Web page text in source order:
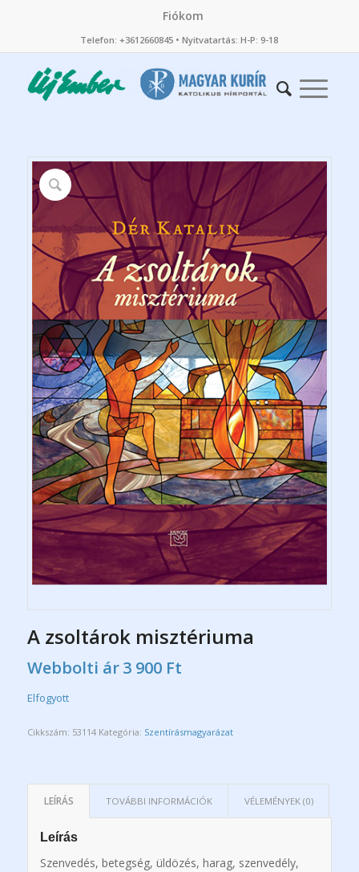
Fiókom
Telefon: +3612660845 • Nyitvatartás: H-P: 9-18
A zsoltárok misztériuma
Webbolti ár 3 900 Ft
Elfogyott
Cikkszám: 53114 Kategória: Szentírásmagyarázat
LEÍRÁS TOVÁBBI INFORMÁCIÓK VÉLEMÉNYEK (0)
Leírás
Szenvedés, betegség, üldözés, harag, szenvedély,